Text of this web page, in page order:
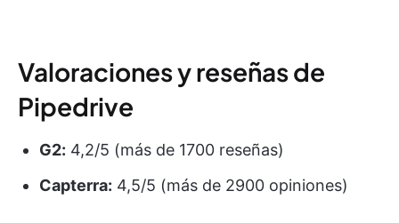
Valoraciones y reseñas de
Pipedrive
G2: 4,2/5 (más de 1700 reseñas)
Capterra: 4,5/5 (más de 2900 opiniones)